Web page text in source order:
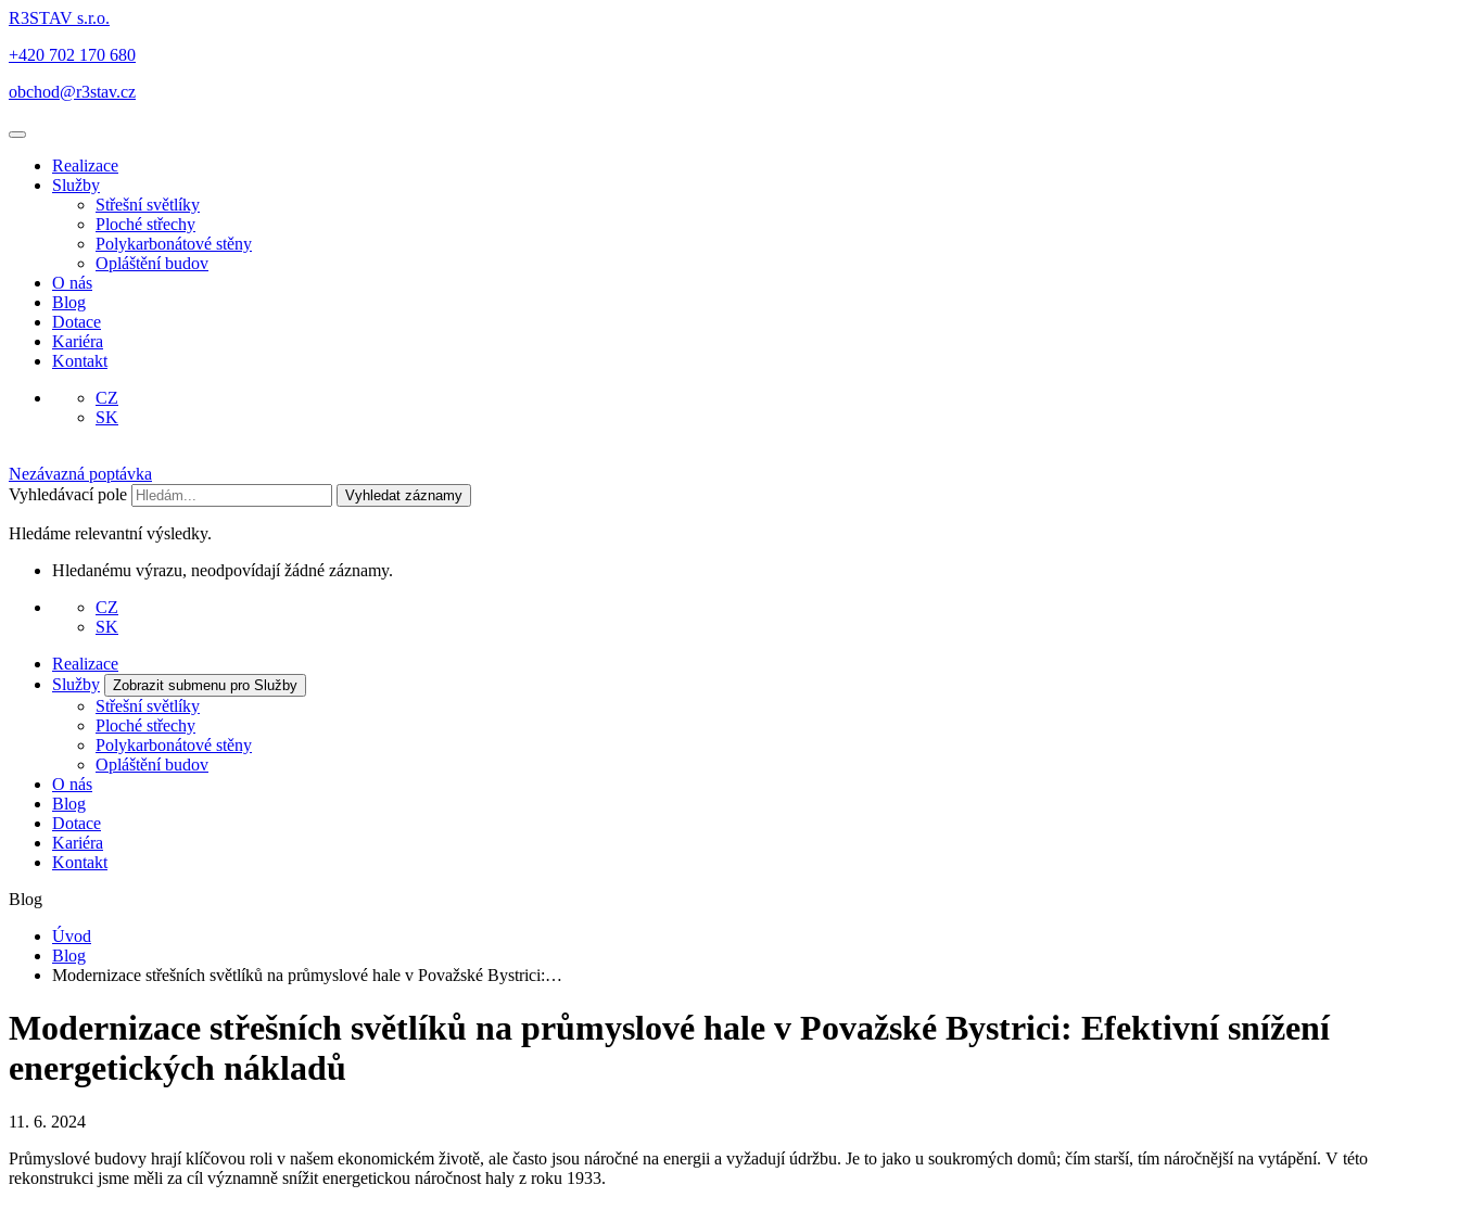
R3STAV s.r.o.
+420 702 170 680
obchod@r3stav.cz
Realizace
Služby
Střešní světlíky
Ploché střechy
Polykarbonátové stěny
Opláštění budov
O nás
Blog
Dotace
Kariéra
Kontakt
CZ
SK
Nezávazná poptávka
Vyhledávací pole
Vyhledat záznamy
Hledáme relevantní výsledky.
Hledanému výrazu, neodpovídají žádné záznamy.
CZ
SK
Realizace
Služby
Zobrazit submenu pro Služby
Střešní světlíky
Ploché střechy
Polykarbonátové stěny
Opláštění budov
O nás
Blog
Dotace
Kariéra
Kontakt
Blog
Úvod
Blog
Modernizace střešních světlíků na průmyslové hale v Považské Bystrici:…
Modernizace střešních světlíků na průmyslové hale v Považské Bystrici: Efektivní snížení
energetických nákladů
11. 6. 2024
Průmyslové budovy hrají klíčovou roli v našem ekonomickém životě, ale často jsou náročné na energii a vyžadují údržbu. Je to jako u soukromých domů; čím starší, tím náročnější na vytápění. V této
rekonstrukci jsme měli za cíl významně snížit energetickou náročnost haly z roku 1933.